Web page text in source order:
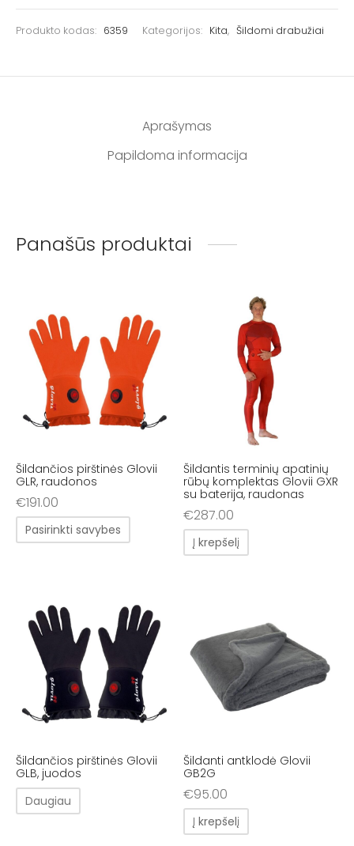
Produkto kodas: 6359 Kategorijos: Kita, Šildomi drabužiai
Aprašymas
Papildoma informacija
Panašūs produktai
Šildančios pirštinės Glovii
GLR, raudonos
€191.00
Pasirinkti savybes
Šildantis terminių apatinių
rūbų komplektas Glovii GXR
su baterija, raudonas
€287.00
Į krepšelį
Šildančios pirštinės Glovii
GLB, juodos
Daugiau
Šildanti antklodė Glovii
GB2G
€95.00
Į krepšelį